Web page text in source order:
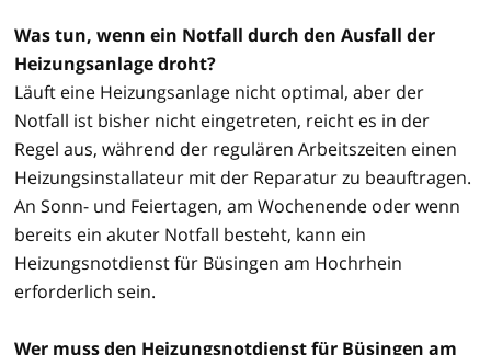
Was tun, wenn ein Notfall durch den Ausfall der
Heizungsanlage droht?
Läuft eine Heizungsanlage nicht optimal, aber der
Notfall ist bisher nicht eingetreten, reicht es in der
Regel aus, während der regulären Arbeitszeiten einen
Heizungsinstallateur mit der Reparatur zu beauftragen.
An Sonn- und Feiertagen, am Wochenende oder wenn
bereits ein akuter Notfall besteht, kann ein
Heizungsnotdienst für Büsingen am Hochrhein
erforderlich sein.
Wer muss den Heizungsnotdienst für Büsingen am